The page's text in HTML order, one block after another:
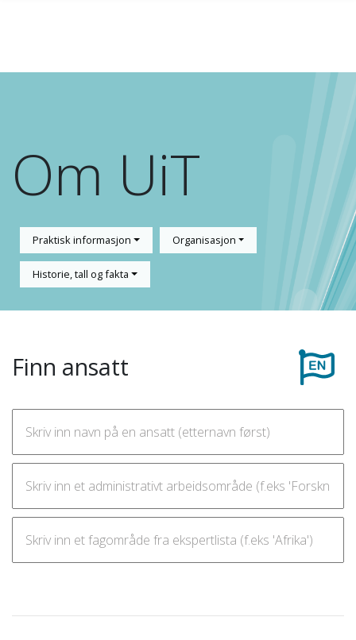
Om UiT
Praktisk informasjon Organisasjon
Historie, tall og fakta
Finn ansatt